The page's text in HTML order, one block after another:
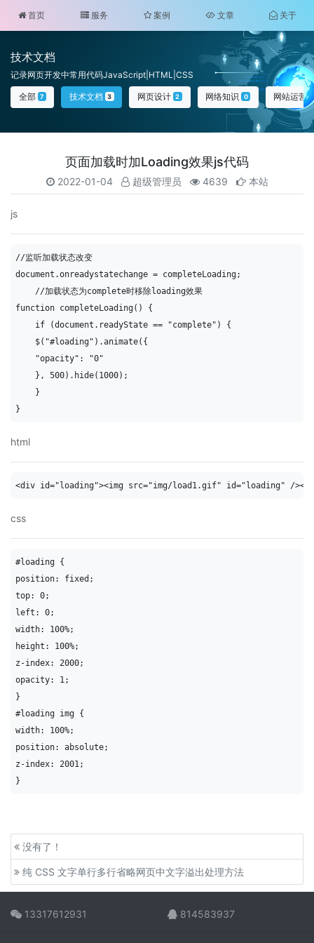
首页 服务 案例 文章 关于
技术文档
记录网页开发中常用代码JavaScript|HTML|CSS
全部 7 技术文档 3 网页设计 2 网络知识 0 网站运营
页面加载时加Loading效果js代码
2022-01-04 超级管理员 4639 本站
js
//监听加载状态改变
document.onreadystatechange = completeLoading;
//加载状态为complete时移除loading效果
function completeLoading() {
if (document.readyState == "complete") {
$("#loading").animate({
"opacity": "0"
}, 500).hide(1000);
}
}
html
<div id="loading"><img src="img/load1.gif" id="loading" /></
css
#loading {
position: fixed;
top: 0;
left: 0;
width: 100%;
height: 100%;
z-index: 2000;
opacity: 1;
}
#loading img {
width: 100%;
position: absolute;
z-index: 2001;
}
没有了！
纯 CSS 文字单行多行省略网页中文字溢出处理方法
13317612931 814583937